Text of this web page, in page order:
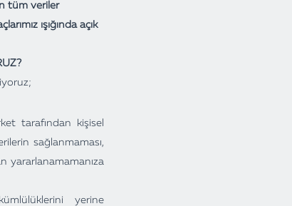
tüm veriler
ışığında açık
tarafından kişisel
sağlanmaması,
yararlanamamanıza
yerine